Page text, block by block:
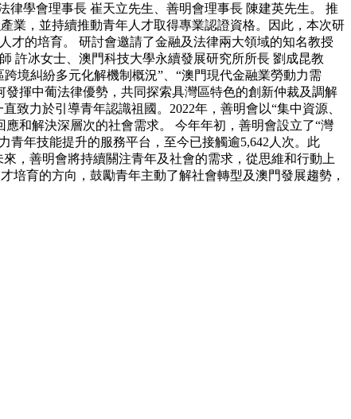
學會理事長 崔天立先生、善明會理事長 陳建英先生。 推
業，並持續推動青年人才取得專業認證資格。因此，本次研
才的培育。 研討會邀請了金融及法律兩大領域的知名教授
許冰女士、澳門科技大學永續發展研究所所長 劉成昆教
境糾紛多元化解機制概況”、“澳門現代金融業勞動力需
揮中葡法律優勢，共同探索具灣區特色的創新仲裁及調解
力於引導青年認識祖國。2022年，善明會以“集中資源、
和解決深層次的社會需求。 今年年初，善明會設立了“灣
青年技能提升的服務平台，至今已接觸逾5,642人次。此
，善明會將持續關注青年及社會的需求，從思維和行動上
育的方向，鼓勵青年主動了解社會轉型及澳門發展趨勢，